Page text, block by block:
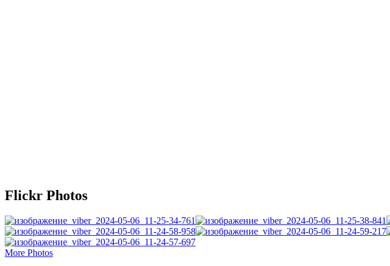
Flickr Photos
More Photos